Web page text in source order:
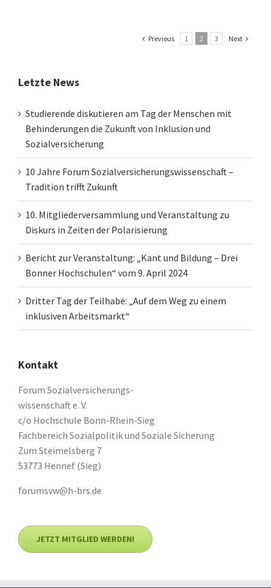
Previous 1 2 3 Next
Letzte News
Studierende diskutieren am Tag der Menschen mit
Behinderungen die Zukunft von Inklusion und
Sozialversicherung
10 Jahre Forum Sozialversicherungswissenschaft –
Tradition trifft Zukunft
10. Mitgliederversammlung und Veranstaltung zu
Diskurs in Zeiten der Polarisierung
Bericht zur Veranstaltung: „Kant und Bildung – Drei
Bonner Hochschulen“ vom 9. April 2024
Dritter Tag der Teilhabe: „Auf dem Weg zu einem
inklusiven Arbeitsmarkt“
Kontakt
Forum Sozialversicherungs-
wissenschaft e. V.
c/o Hochschule Bonn-Rhein-Sieg
Fachbereich Sozialpolitik und Soziale Sicherung
Zum Steimelsberg 7
53773 Hennef (Sieg)
forumsvw@h-brs.de
JETZT MITGLIED WERDEN!